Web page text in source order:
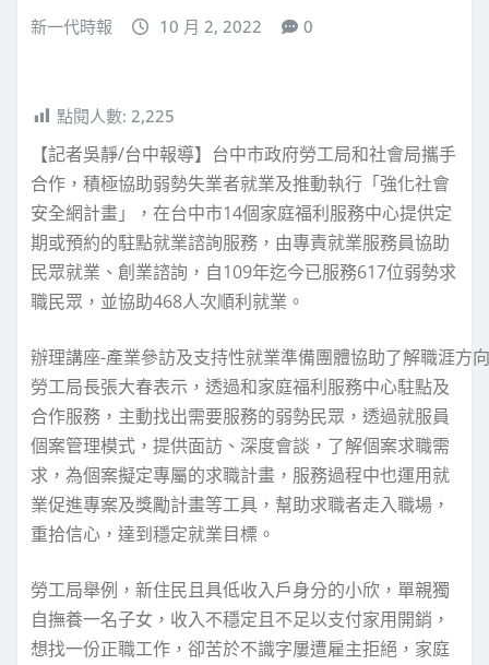
新一代時報 10 月 2, 2022 0
點閱人數: 2,225
【記者吳靜/台中報導】台中市政府勞工局和社會局攜手
合作，積極協助弱勢失業者就業及推動執行「強化社會
安全網計畫」，在台中市14個家庭福利服務中心提供定
期或預約的駐點就業諮詢服務，由專責就業服務員協助
民眾就業、創業諮詢，自109年迄今已服務617位弱勢求
職民眾，並協助468人次順利就業。
辦理講座-產業參訪及支持性就業準備團體協助了解職涯方向
勞工局長張大春表示，透過和家庭福利服務中心駐點及
合作服務，主動找出需要服務的弱勢民眾，透過就服員
個案管理模式，提供面訪、深度會談，了解個案求職需
求，為個案擬定專屬的求職計畫，服務過程中也運用就
業促進專案及獎勵計畫等工具，幫助求職者走入職場，
重拾信心，達到穩定就業目標。
勞工局舉例，新住民且具低收入戶身分的小欣，單親獨
自撫養一名子女，收入不穩定且不足以支付家用開銷，
想找一份正職工作，卻苦於不識字屢遭雇主拒絕，家庭